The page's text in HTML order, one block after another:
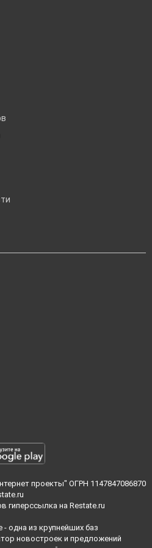
проекты" ОГРН 1147847086870
гиперссылка на Restate.ru
одна из крупнейших баз
новостроек и предложений